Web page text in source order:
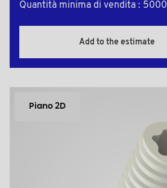
Quantità minima di vendita : 5000
Add to the estimate
Piano 2D